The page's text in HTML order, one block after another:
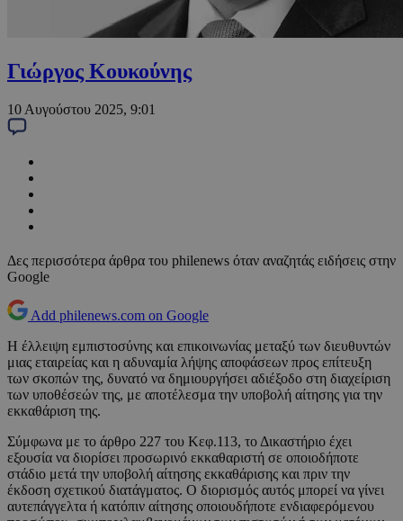
Γιώργος Κουκούνης
10 Αυγούστου 2025, 9:01
Δες περισσότερα άρθρα του philenews όταν αναζητάς ειδήσεις στην
Google
Add philenews.com on Google
Η έλλειψη εμπιστοσύνης και επικοινωνίας μεταξύ των διευθυντών
μιας εταιρείας και η αδυναμία λήψης αποφάσεων προς επίτευξη
των σκοπών της, δυνατό να δημιουργήσει αδιέξοδο στη διαχείριση
των υποθέσεών της, με αποτέλεσμα την υποβολή αίτησης για την
εκκαθάριση της.
Σύμφωνα με το άρθρο 227 του Κεφ.113, το Δικαστήριο έχει
εξουσία να διορίσει προσωρινό εκκαθαριστή σε οποιοδήποτε
στάδιο μετά την υποβολή αίτησης εκκαθάρισης και πριν την
έκδοση σχετικού διατάγματος. Ο διορισμός αυτός μπορεί να γίνει
αυτεπάγγελτα ή κατόπιν αίτησης οποιουδήποτε ενδιαφερόμενου